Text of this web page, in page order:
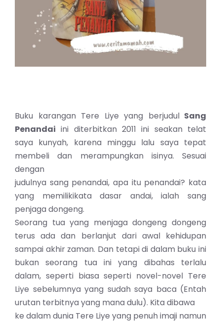
Buku karangan Tere Liye yang berjudulSang
Penandai ini diterbitkan 2011 ini seakan telat
saya kunyah, karena minggu lalu saya tepat
membeli dan merampungkan isinya. Sesuai
dengan
judulnya sang penandai, apa itu penandai? kata
yang memilikikata dasar andai, ialah sang
penjaga dongeng.
Seorang tua yang menjaga dongeng dongeng
terus ada dan berlanjut dari awal kehidupan
sampai akhir zaman. Dan tetapi di dalam buku ini
bukan seorang tua ini yang dibahas terlalu
dalam, seperti biasa seperti novel-novel Tere
Liye sebelumnya yang sudah saya baca (Entah
urutan terbitnya yang mana dulu). Kita dibawa
ke dalam dunia Tere Liye yang penuh imaji namun